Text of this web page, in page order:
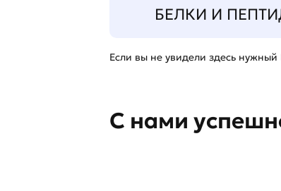
БЕЛКИ И
Если вы не увидели здесь нужный
С нами